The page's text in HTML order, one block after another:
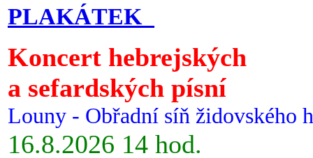
PLAKÁTEK
Koncert hebrejských
a sefardských písní
Louny - Obřadní síň židovského
16.8.2026 14 hod.